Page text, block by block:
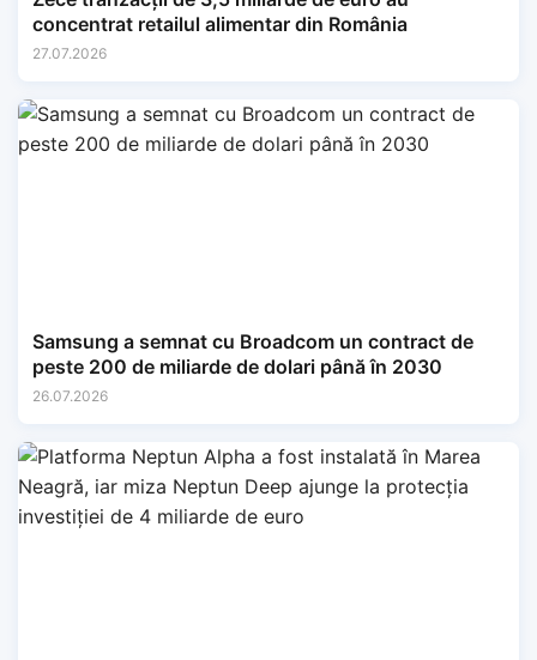
concentrat retailul alimentar din România
27.07.2026
Samsung a semnat cu Broadcom un contract de
peste 200 de miliarde de dolari până în 2030
26.07.2026